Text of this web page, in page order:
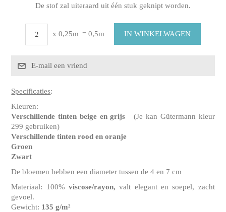
De stof zal uiteraard uit één stuk geknipt worden.
x 0,25m = 0,5m
Specificaties:
Kleuren:
Verschillende tinten beige en grijs
(Je kan Gütermann kleur
299 gebruiken)
Verschillende tinten rood en oranje
Groen
Zwart
De bloemen hebben een diameter tussen de 4 en 7 cm
Materiaal: 100%viscose/rayon,valt elegant en soepel, zacht
gevoel.
Gewicht: 135 g/m²